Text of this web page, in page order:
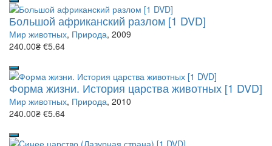
Большой африканский разлом [1 DVD]
Мир животных, Природа, 2009
240.00₴ €5.64
Форма жизни. История царства животных [1 DVD]
Мир животных, Природа, 2010
240.00₴ €5.64